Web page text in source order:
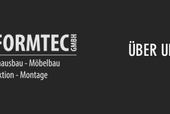
ÜBER